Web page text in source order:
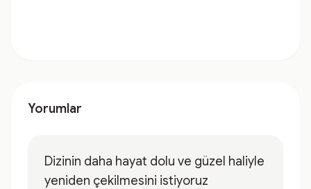
Yorumlar
Dizinin daha hayat dolu ve güzel haliyle
yeniden çekilmesini istiyoruz